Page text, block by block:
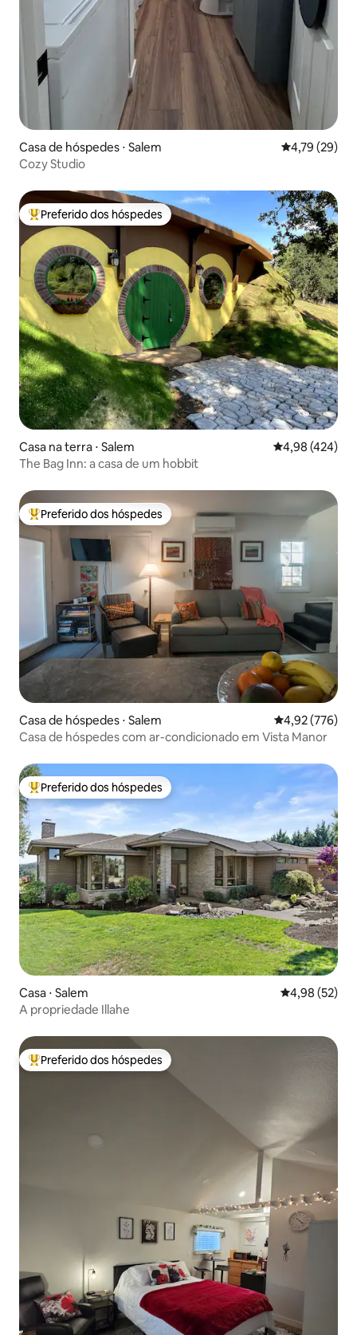
Casa de hóspedes ⋅ Salem 4,79 de uma
4,79 (29)
Cozy Studio
Entre os melhores preferidos dos hóspedes
Preferido dos hóspedes
Casa na terra ⋅ Salem 4,98 de uma
4,98 (424)
The Bag Inn: a casa de um hobbit
Entre os melhores preferidos dos hóspedes
Preferido dos hóspedes
Casa de hóspedes ⋅ Salem 4,92 de uma
4,92 (776)
Casa de hóspedes com ar-condicionado em Vista Manor
Entre os melhores preferidos dos hóspedes
Preferido dos hóspedes
Casa ⋅ Salem 4,98 de uma
4,98 (52)
A propriedade Illahe
Entre os melhores preferidos dos hóspedes
Preferido dos hóspedes